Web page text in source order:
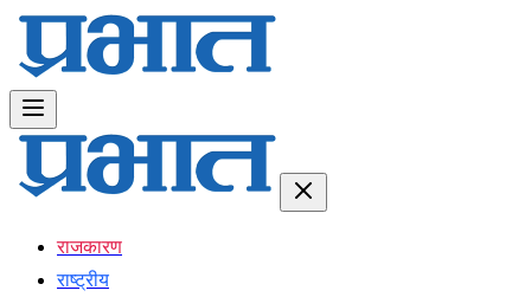
राजकारण
राष्ट्रीय